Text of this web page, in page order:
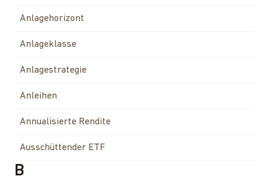
Anlagehorizont
Anlageklasse
Anlagestrategie
Anleihen
Annualisierte Rendite
Ausschüttender ETF
B